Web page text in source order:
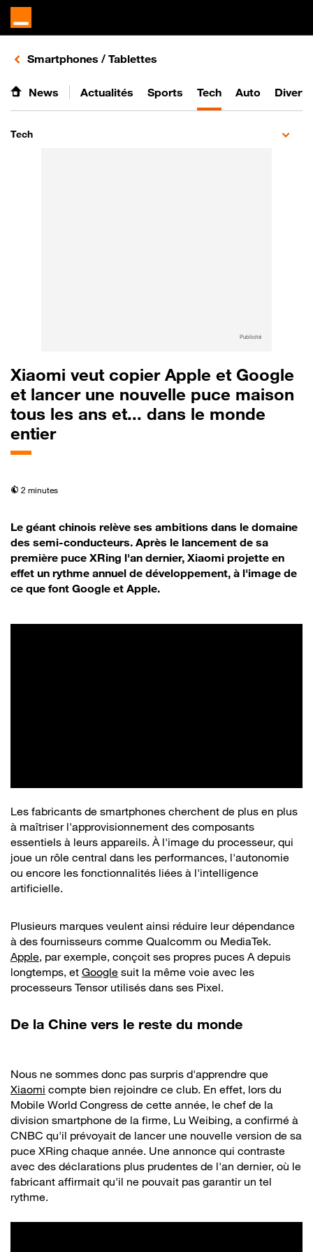
Retours vers le listing d'articles de la catégorie
Smartphones / Tablettes
News Actualités Sports Tech Auto
Tech
Publicité
Xiaomi veut copier Apple et Google
et lancer une nouvelle puce maison
tous les ans et... dans le monde
entier
temps de lecture
2 minutes
Le géant chinois relève ses ambitions dans le domaine
des semi-conducteurs. Après le lancement de sa
première puce XRing l'an dernier, Xiaomi projette en
effet un rythme annuel de développement, à l'image de
ce que font Google et Apple.
Les fabricants de smartphones cherchent de plus en plus
à maîtriser l'approvisionnement des composants
essentiels à leurs appareils. À l'image du processeur, qui
joue un rôle central dans les performances, l'autonomie
ou encore les fonctionnalités liées à l'intelligence
artificielle.
Plusieurs marques veulent ainsi réduire leur dépendance
à des fournisseurs comme Qualcomm ou MediaTek.
Apple, par exemple, conçoit ses propres puces A depuis
longtemps, et Google suit la même voie avec les
processeurs Tensor utilisés dans ses Pixel.
De la Chine vers le reste du monde
Nous ne sommes donc pas surpris d'apprendre que
Xiaomi compte bien rejoindre ce club. En effet, lors du
Mobile World Congress de cette année, le chef de la
division smartphone de la firme, Lu Weibing, a confirmé à
CNBC qu'il prévoyait de lancer une nouvelle version de sa
puce XRing chaque année. Une annonce qui contraste
avec des déclarations plus prudentes de l'an dernier, où le
fabricant affirmait qu'il ne pouvait pas garantir un tel
rythme.